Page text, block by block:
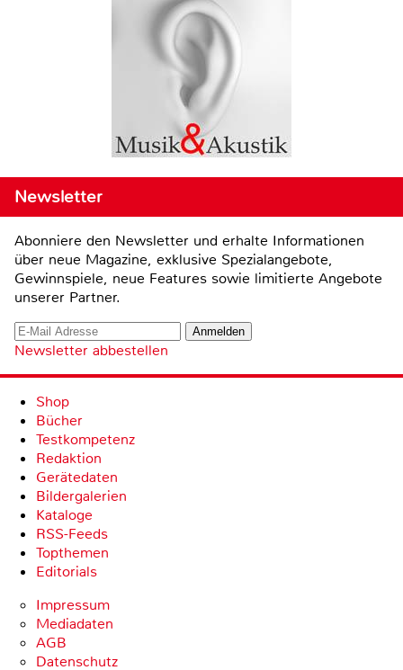
Newsletter
Abonniere den Newsletter und erhalte Informationen
über neue Magazine, exklusive Spezialangebote,
Gewinnspiele, neue Features sowie limitierte Angebote
unserer Partner.
Newsletter abbestellen
Shop
Bücher
Testkompetenz
Redaktion
Gerätedaten
Bildergalerien
Kataloge
RSS-Feeds
Topthemen
Editorials
Impressum
Mediadaten
AGB
Datenschutz